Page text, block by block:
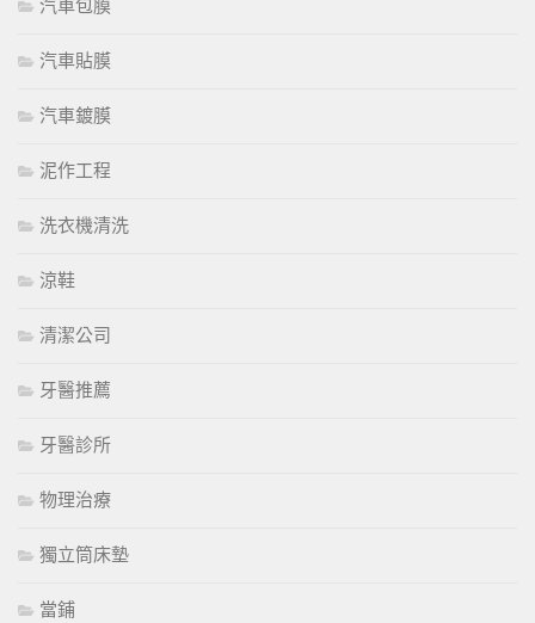
汽車包膜
汽車貼膜
汽車鍍膜
泥作工程
洗衣機清洗
涼鞋
清潔公司
牙醫推薦
牙醫診所
物理治療
獨立筒床墊
當鋪